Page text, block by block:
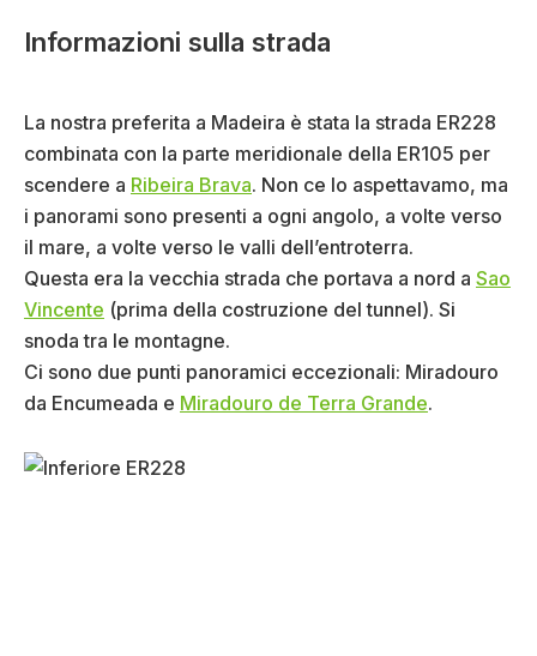
Informazioni sulla strada
La nostra preferita a Madeira è stata la strada ER228
combinata con la parte meridionale della ER105 per
scendere a Ribeira Brava. Non ce lo aspettavamo, ma
i panorami sono presenti a ogni angolo, a volte verso
il mare, a volte verso le valli dell’entroterra.
Questa era la vecchia strada che portava a nord a Sao
Vincente (prima della costruzione del tunnel). Si
snoda tra le montagne.
Ci sono due punti panoramici eccezionali: Miradouro
da Encumeada e Miradouro de Terra Grande.